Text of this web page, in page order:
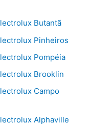
Butantã
Pinheiros
Pompéia
Brooklin
Campo
Alphaville